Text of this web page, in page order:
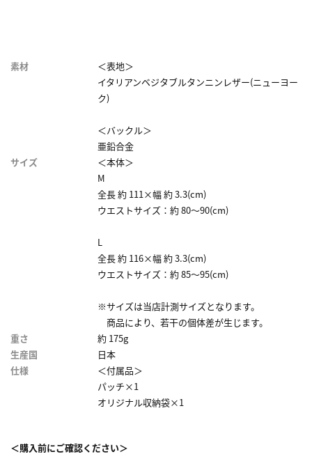
素材
＜表地＞
イタリアンベジタブルタンニンレザー(ニューヨー
ク)
＜バックル＞
亜鉛合金
サイズ
＜本体＞
M
全長 約 111×幅 約 3.3(cm)
ウエストサイズ：約 80～90(cm)
L
全長 約 116×幅 約 3.3(cm)
ウエストサイズ：約 85～95(cm)
※サイズは当店計測サイズとなります。
商品により、若干の個体差が生じます。
重さ
約 175g
生産国
日本
仕様
＜付属品＞
パッチ×1
オリジナル収納袋×1
＜購入前にご確認ください＞